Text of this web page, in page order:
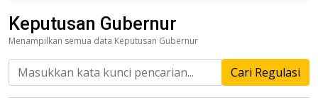
Keputusan Gubernur
Menampilkan semua data Keputusan Gubernur
Cari Regulasi